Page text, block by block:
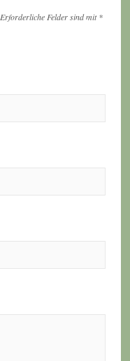
Erforderliche Felder sind mit*